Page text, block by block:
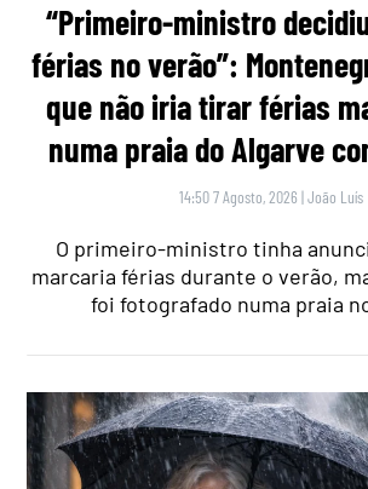
“Primeiro-ministro
férias no verão”:
que não iria tirar férias
numa praia do Algarve
14:50 7 Agosto, 2026 |João Luís
O primeiro-ministro tinha
marcaria férias durante o verão,
foi fotografado numa praia